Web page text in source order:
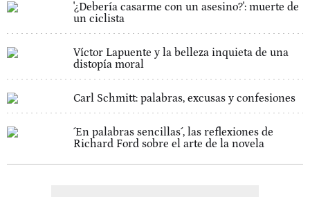
'¿Debería casarme con un asesino?': muerte de
un ciclista
Víctor Lapuente y la belleza inquieta de una
distopía moral
Carl Schmitt: palabras, excusas y confesiones
´En palabras sencillas´, las reflexiones de
Richard Ford sobre el arte de la novela